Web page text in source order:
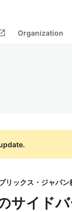
Organization
サイド